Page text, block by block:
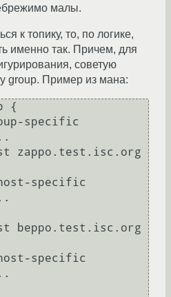
малы.
к топику, то, по логике,
именно так. Причем, для
советую
group. Пример из мана: